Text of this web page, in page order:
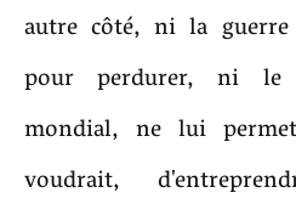
autre côté, ni la
pour perdurer, ni le
mondial, ne lui
voudrait,